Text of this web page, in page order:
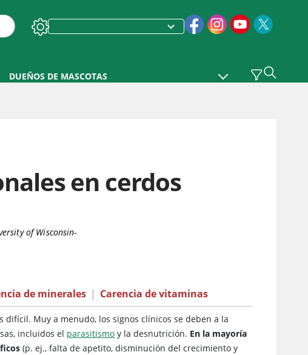
DUEÑOS DE MASCOTAS
en cerdos
of Wisconsin-
de minerales | Carencia de vitaminas
Muy a menudo, los signos clínicos se deben a la
incluidos el parasitismo y la desnutrición. En la mayoría
(p. ej., falta de apetito, disminución del crecimiento y